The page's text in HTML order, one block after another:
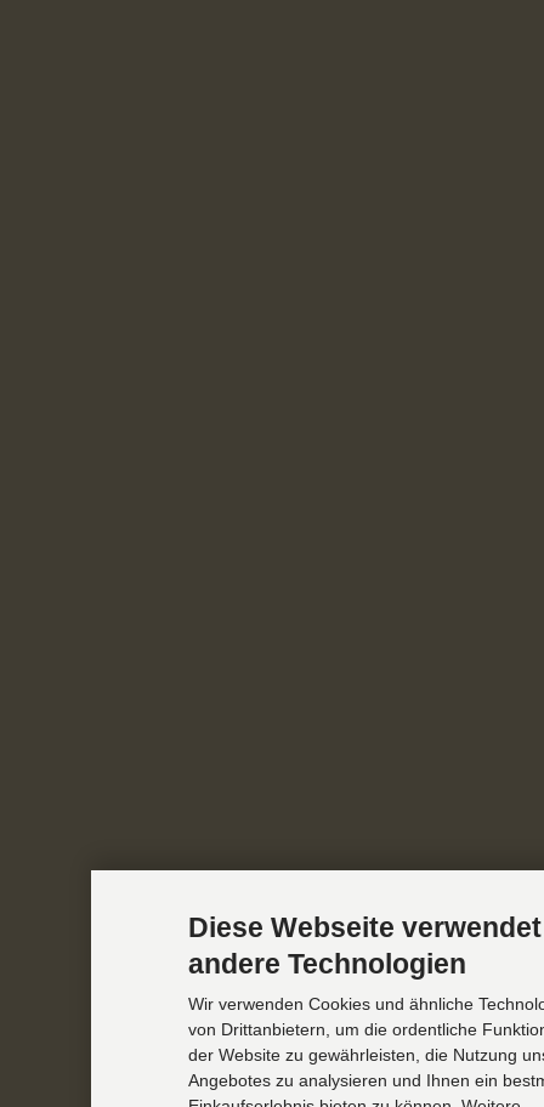
Diese Webseite
andere Technologien
Wir verwenden Cookies und ähnliche
von Drittanbietern, um die ordentliche
der Website zu gewährleisten, die Nutzung
Angebotes zu analysieren und Ihnen ein